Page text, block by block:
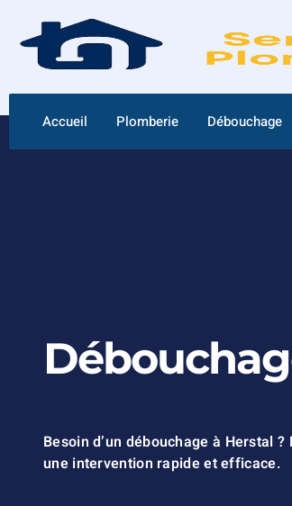
Accueil Plomberie Débouchage
Besoin d’un débouchage à Herstal
une intervention rapide et efficace.